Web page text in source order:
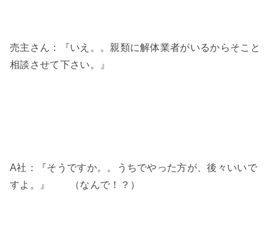
売主さん：『いえ。。親類に解体業者がいるからそこと
相談させて下さい。』
A社：『そうですか。。うちでやった方が、後々いいで
すよ。』 （なんで！？）